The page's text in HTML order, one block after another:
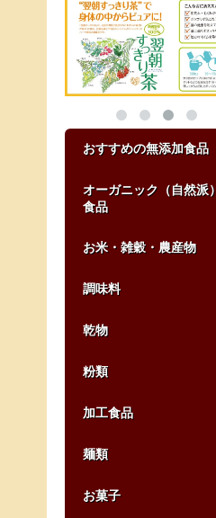
おすすめの無添加食品
オーガニック（自然派）
食品
お米・雑穀・農産物
調味料
乾物
粉類
加工食品
麺類
お菓子